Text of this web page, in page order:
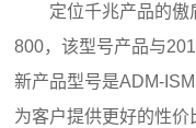
定位千兆产品的
800，该型号产品与
新产品型号是ADM-
为客户提供更好的性价